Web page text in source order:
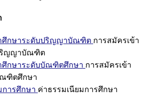
ศึกษาระดับปริญญาบัณฑิต การสมัครเข้า
ริญญาบัณฑิต
ศึกษาระดับบัณฑิตศึกษา การสมัครเข้า
ฑิตศึกษา
การศึกษา ค่าธรรมเนียมการศึกษา